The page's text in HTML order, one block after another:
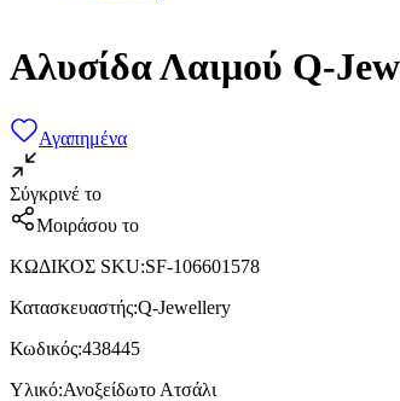
Αλυσίδα Λαιμού Q-
Αγαπημένα
Σύγκρινέ το
Μοιράσου το
ΚΩΔΙΚΟΣ SKU:SF-106601578
Κατασκευαστής:Q-Jewellery
Κωδικός:438445
Υλικό:Ανοξείδωτο Ατσάλι